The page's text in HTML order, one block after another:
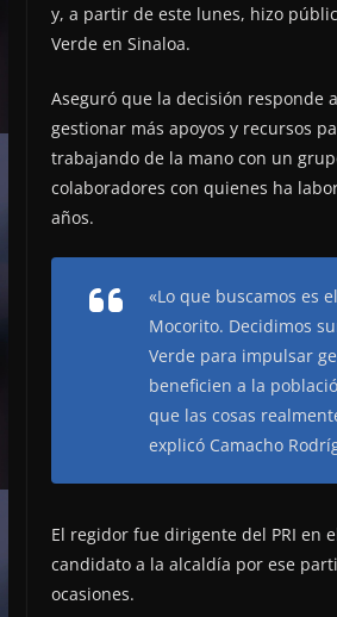
y, a partir de este lunes, hizo
Verde en Sinaloa.
Aseguró que la decisión responde
gestionar más apoyos y recursos
trabajando de la mano con un
colaboradores con quienes ha
años.
«Lo que buscamos es
Mocorito. Decidimos
Verde para impulsar
beneficien a la
que las cosas
explicó Camacho
El regidor fue dirigente del PRI en
candidato a la alcaldía por ese
ocasiones.